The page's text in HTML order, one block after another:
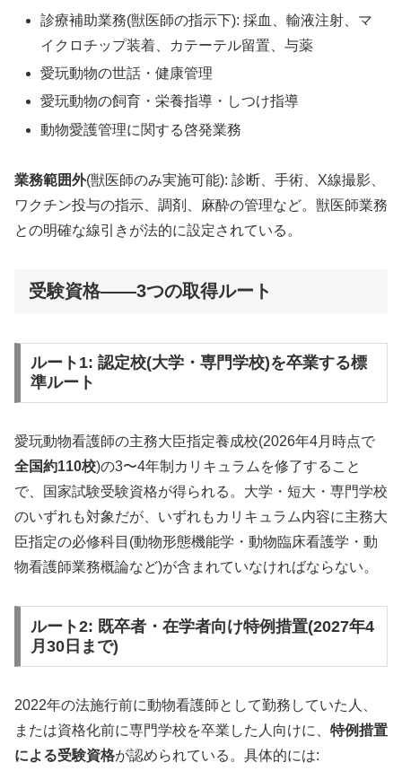
診療補助業務(獣医師の指示下): 採血、輸液注射、マ
イクロチップ装着、カテーテル留置、与薬
愛玩動物の世話・健康管理
愛玩動物の飼育・栄養指導・しつけ指導
動物愛護管理に関する啓発業務
業務範囲外(獣医師のみ実施可能): 診断、手術、X線撮影、
ワクチン投与の指示、調剤、麻酔の管理など。獣医師業務
との明確な線引きが法的に設定されている。
受験資格——3つの取得ルート
ルート1: 認定校(大学・専門学校)を卒業する標
準ルート
愛玩動物看護師の主務大臣指定養成校(2026年4月時点で
全国約110校)の3〜4年制カリキュラムを修了すること
で、国家試験受験資格が得られる。大学・短大・専門学校
のいずれも対象だが、いずれもカリキュラム内容に主務大
臣指定の必修科目(動物形態機能学・動物臨床看護学・動
物看護師業務概論など)が含まれていなければならない。
ルート2: 既卒者・在学者向け特例措置(2027年4
月30日まで)
2022年の法施行前に動物看護師として勤務していた人、
または資格化前に専門学校を卒業した人向けに、 特例措置
による受験資格が認められている。具体的には: